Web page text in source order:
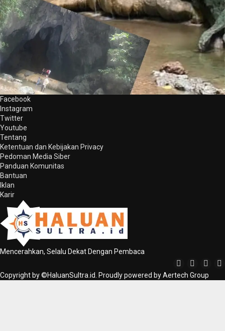
Facebook
Instagram
Twitter
Youtube
Tentang
Ketentuan dan Kebijakan Privacy
Pedoman Media Siber
Panduan Komunitas
Bantuan
Iklan
Karir
Mencerahkan, Selalu Dekat Dengan Pembaca
Copyright by ©HaluanSultra.id. Proudly powered by Aertech Group